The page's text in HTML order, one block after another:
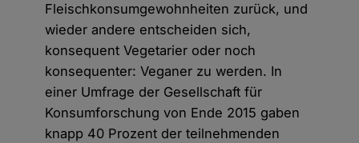
Fleischkonsumgewohnheiten zurück, und
wieder andere entscheiden sich,
konsequent Vegetarier oder noch
konsequenter: Veganer zu werden. In
einer Umfrage der Gesellschaft für
Konsumforschung von Ende 2015 gaben
knapp 40 Prozent der teilnehmenden